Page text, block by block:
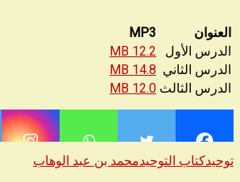
العنوان
MP3
الدرس الأول
12.2 MB
الدرس الثاني 14.8 MB
الدرس الثالث 12.0 MB
توحيدكتاب التوحيدمحمد بن عبد الوهاب